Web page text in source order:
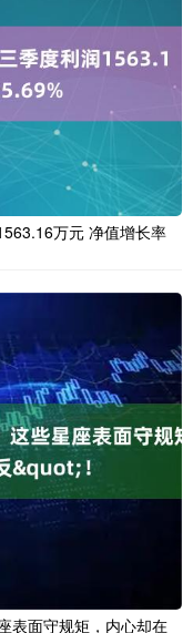
万元 净值增长率
表面守规矩，内心却在